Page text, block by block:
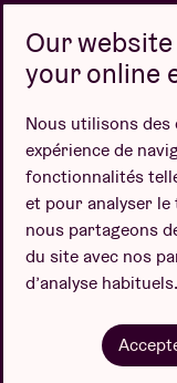
Politique de
Our
your online
Nous utilisons
expérience de
fonctionnalités
et pour analyser
nous partageons
du site avec nos
d’analyse habituels.